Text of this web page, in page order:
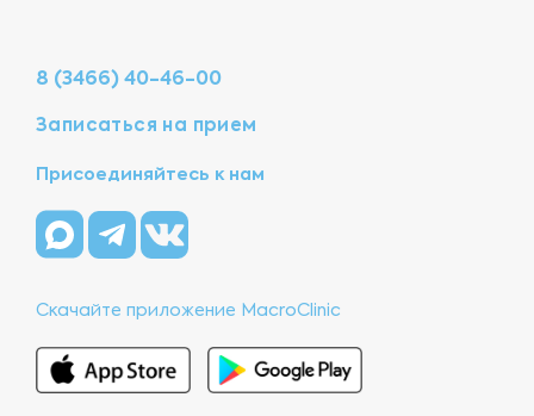
8 (3466) 40-46-00
Записаться на прием
Присоединяйтесь к нам
Скачайте приложение MacroClinic